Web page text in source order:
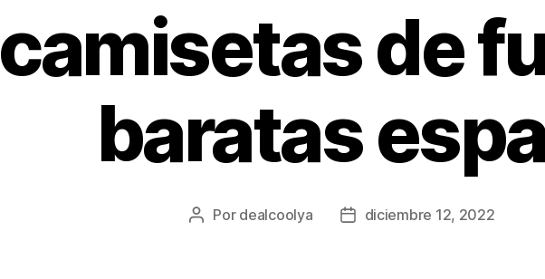
camisetas de
baratas
Autor
Por dealcoolya
Fechadiciembre 12, 2022